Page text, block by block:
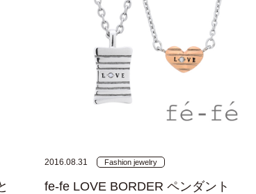
2016.08.31 Fashion jewelry
fe-fe LOVE BORDER ペンダント